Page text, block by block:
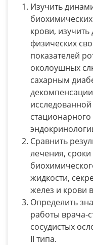
Изучить
крови,
физических
показателей
околоушных
сахарным
Сравнить
лечения,
жидкости,
желез и крови
Определить
работы врача-
сосудистых
II типа.